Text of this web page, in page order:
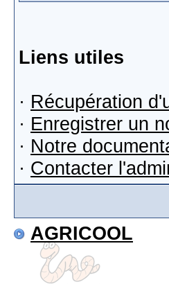
Liens utiles
· Récupération
· Enregistrer un
· Notre
· Contacter
AGRICOOL